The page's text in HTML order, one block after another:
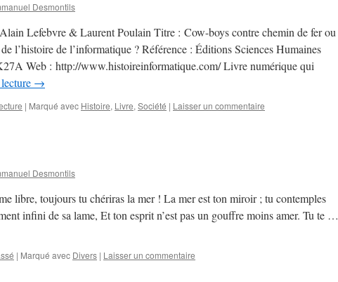
Desmontils
Lefebvre & Laurent Poulain Titre : Cow-boys contre chemin de fer ou
l’histoire de l’informatique ? Référence : Éditions Sciences Humaines
Web : http://www.histoireinformatique.com/ Livre numérique qui
→
| Marqué avec Histoire, Livre, Société | Laisser un commentaire
Desmontils
libre, toujours tu chériras la mer ! La mer est ton miroir ; tu contemples
infini de sa lame, Et ton esprit n’est pas un gouffre moins amer. Tu te …
| Marqué avec Divers | Laisser un commentaire